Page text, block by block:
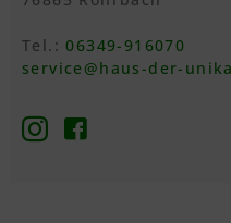
Tel.:06349-916070
service@haus-der-